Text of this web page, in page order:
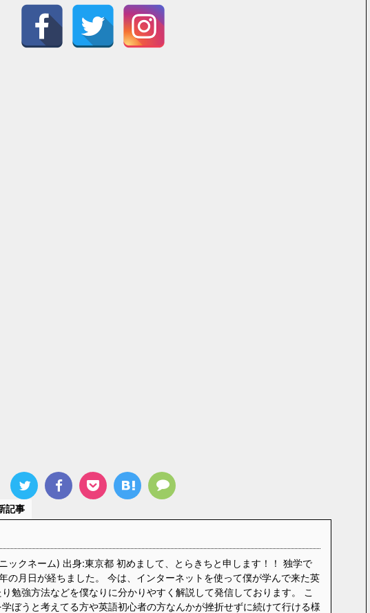
記事
ックネーム) 出身:東京都 初めまして、とらきちと申します！！ 独学で
の月日が経ちました。 今は、インターネットを使って僕が学んで来た英
勉強方法などを僕なりに分かりやすく解説して発信しております。 こ
ぼうと考えてる方や英語初心者の方なんかが挫折せずに続けて行ける様